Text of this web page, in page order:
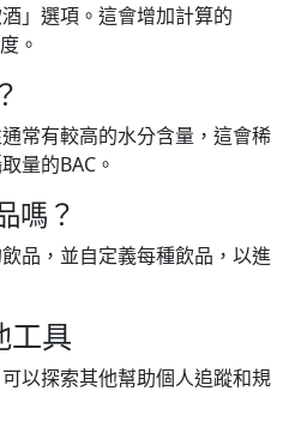
」選項。這會增加計算的
。
常有較高的水分含量，這會稀
量的BAC。
嗎？
品，並自定義每種飲品，以進
工具
以探索其他幫助個人追蹤和規